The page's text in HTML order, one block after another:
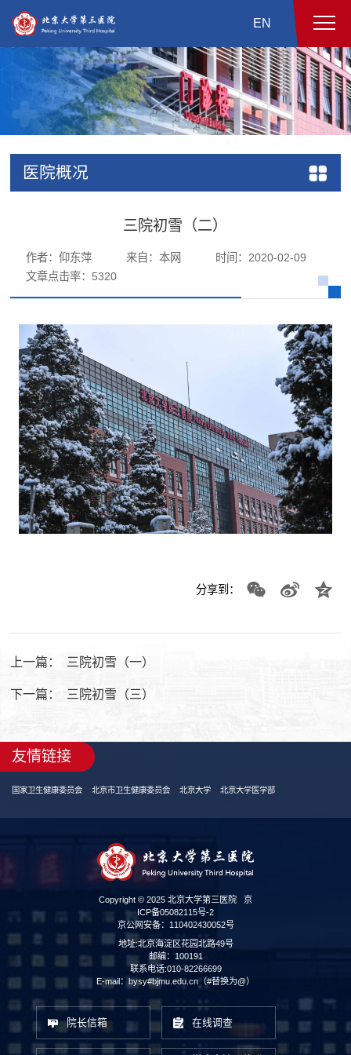
EN
医院概况
三院初雪（二）
作者：仰东萍 来自：本网
时间：2020-02-09
文章点击率： 5320
分享到：
上一篇： 三院初雪（一）
下一篇： 三院初雪（三）
友情链接
国家卫生健康委员会 北京市卫生健康委员会 北京大学 北京大学医学部
Copyright © 2025 北京大学第三医院
京
ICP备05082115号-2
京公网安备：110402430052号
地址:北京海淀区花园北路49号
邮编：100191
联系电话:010-82266699
E-mail：bysy#bjmu.edu.cn（#替换为@）
院长信箱 在线调查